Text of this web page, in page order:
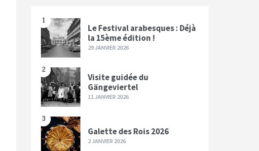
1
Le Festival arabesques : Déjà
la 15ème édition !
29 JANVIER 2026
2
Visite guidée du
Gängeviertel
11 JANVIER 2026
3
Galette des Rois 2026
2 JANVIER 2026